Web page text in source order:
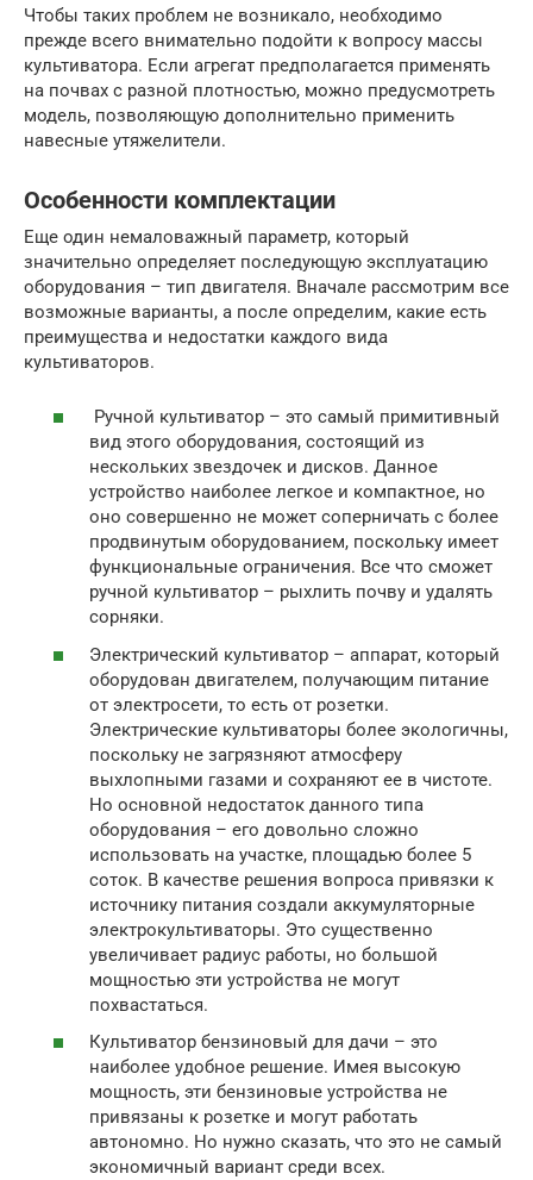
Чтобы таких проблем не возникало, необходимо
прежде всего внимательно подойти к вопросу массы
культиватора. Если агрегат предполагается применять
на почвах с разной плотностью, можно предусмотреть
модель, позволяющую дополнительно применить
навесные утяжелители.
Особенности комплектации
Еще один немаловажный параметр, который
значительно определяет последующую эксплуатацию
оборудования – тип двигателя. Вначале рассмотрим все
возможные варианты, а после определим, какие есть
преимущества и недостатки каждого вида
культиваторов.
Ручной культиватор – это самый примитивный
вид этого оборудования, состоящий из
нескольких звездочек и дисков. Данное
устройство наиболее легкое и компактное, но
оно совершенно не может соперничать с более
продвинутым оборудованием, поскольку имеет
функциональные ограничения. Все что сможет
ручной культиватор – рыхлить почву и удалять
сорняки.
Электрический культиватор – аппарат, который
оборудован двигателем, получающим питание
от электросети, то есть от розетки.
Электрические культиваторы более экологичны,
поскольку не загрязняют атмосферу
выхлопными газами и сохраняют ее в чистоте.
Но основной недостаток данного типа
оборудования – его довольно сложно
использовать на участке, площадью более 5
соток. В качестве решения вопроса привязки к
источнику питания создали аккумуляторные
электрокультиваторы. Это существенно
увеличивает радиус работы, но большой
мощностью эти устройства не могут
похвастаться.
Культиватор бензиновый для дачи – это
наиболее удобное решение. Имея высокую
мощность, эти бензиновые устройства не
привязаны к розетке и могут работать
автономно. Но нужно сказать, что это не самый
экономичный вариант среди всех.